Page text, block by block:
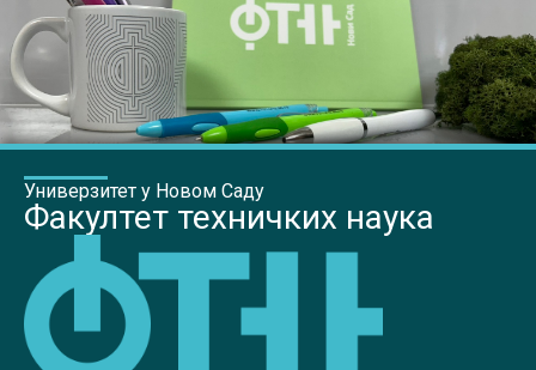
Универзитет у Новом Саду
Факултет техничких наука